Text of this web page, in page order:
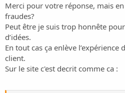
Merci pour votre réponse, mais
fraudes?
Peut être je suis trop honnête
d’idées.
En tout cas ça enlève l’expérience
client.
Sur le site c'est decrit comme ca :